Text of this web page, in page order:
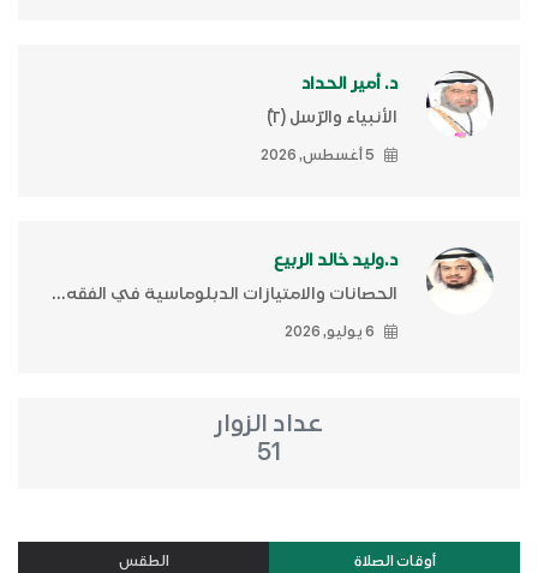
د. أمير الحداد
الأنبياء والرّسل (٢)ّ
5 أغسطس, 2026
د.وليد خالد الربيع
الحصانات والامتيازات الدبلوماسية في الفقه...
6 يوليو, 2026
عداد الزوار
51
أوقات الصلاة الطقس